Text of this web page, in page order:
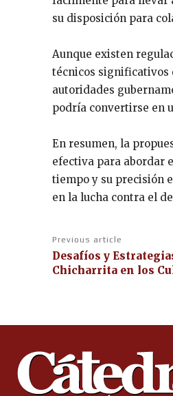
su disposición para
Aunque existen
técnicos significativos
autoridades
podría convertirse en
En resumen, la
efectiva para abordar
tiempo y su precisión
en la lucha contra el
Previous article
Desafíos y
Chicharrita en los